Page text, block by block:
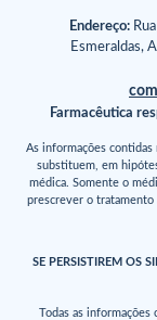
Endereço:
Esmeraldas,
Farmacêutica
As informações contidas
substituem, em
médica. Somente o
prescrever o tratamento
SE PERSISTIREM OS
Todas as informações